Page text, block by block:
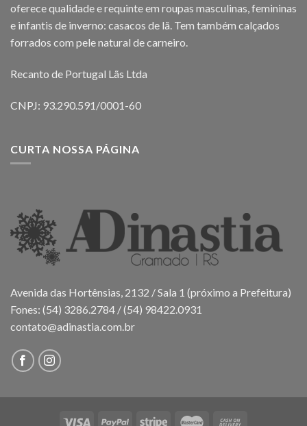
oferece qualidade e requinte em roupas masculinas, femininas
e infantis de inverno: casacos de lã. Tem também calçados
forrados com pele natural de carneiro.
Recanto de Portugal Lãs Ltda
CNPJ: 93.290.591/0001-60
CURTA NOSSA PÁGINA
Avenida das Hortênsias, 2132 / Sala 1 (próximo a Prefeitura)
Fones: (54) 3286.2784 / (54) 98422.0931
contato@adinastia.com.br